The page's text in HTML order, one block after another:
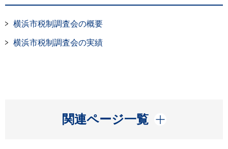
横浜市税制調査会の概要
横浜市税制調査会の実績
関連ページ一覧
開く